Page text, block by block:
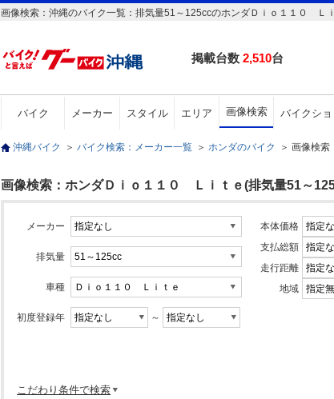
画像検索：沖縄のバイク一覧：排気量51～125ccのホンダＤｉｏ１１０ Ｌ
掲載台数 2,510台
バイク メーカー スタイル エリア 画像検索 バイクシ
沖縄バイク ＞ バイク検索：メーカー一覧 ＞ ホンダのバイク ＞ 画像検索
画像検索：ホンダＤｉｏ１１０ Ｌｉｔｅ(排気量51～
メーカー
排気量
車種
初度登録年 ～
本体価格
支払総額
走行距離
地域
こだわり条件で検索